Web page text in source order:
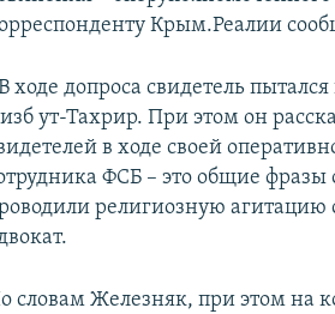
Крым.Реалии
ходе допроса свидетель
ут-Тахрир. При этом он
в ходе своей
ФСБ – это общие
религиозную агитацию
словам Железняк, при этом на